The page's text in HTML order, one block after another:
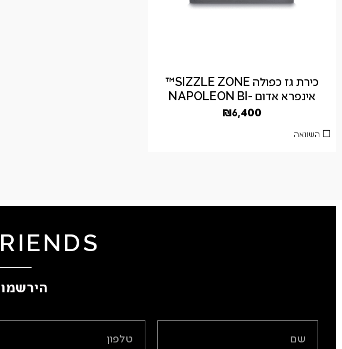
כירת גז כפולה SIZZLE ZONE™
אינפרא אדום -NAPOLEON BI
₪6,400
השוואה
הירשמו